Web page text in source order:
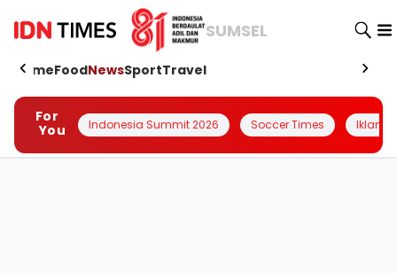
SUMSEL
HomeFoodNewsSportTravel
For
You
Indonesia Summit 2026 Soccer Times Iklanin